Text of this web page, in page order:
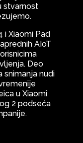
stvarnost
i Xiaomi Pad
AIoT
Deo
snimanja nudi
u Xiaomi
2 podseća